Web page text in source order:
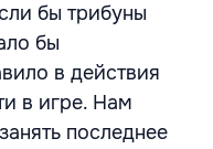
бы трибуны
бы
в действия
в игре. Нам
последнее